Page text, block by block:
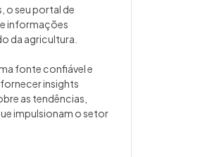
o seu portal de
informações
da agricultura.
fonte confiável e
insights
as tendências,
impulsionam o setor